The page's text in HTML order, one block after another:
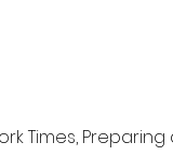
Times,